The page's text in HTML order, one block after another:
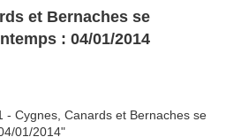
et Bernaches se
: 04/01/2014